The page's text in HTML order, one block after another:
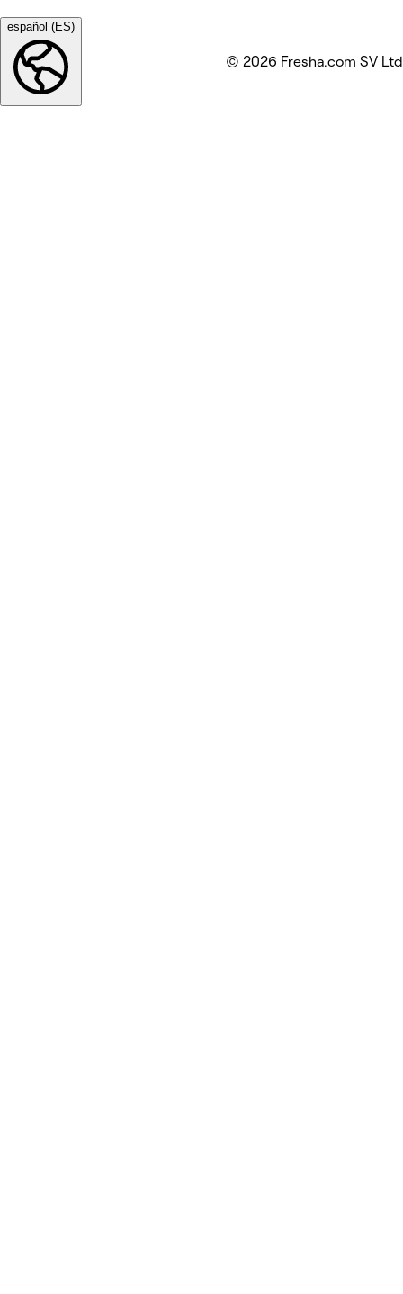
español (ES)
© 2026 Fresha.com SV Ltd